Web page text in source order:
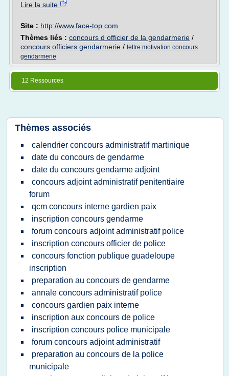
Lire la suite
Site : http://www.face-top.com
Thèmes liés : concours d officier de la gendarmerie /
concours officiers gendarmerie / lettre motivation concours
gendarmerie
12 Ressources
Thèmes associés
calendrier concours administratif martinique
date du concours de gendarme
date du concours gendarme adjoint
concours adjoint administratif penitentiaire
forum
qcm concours interne gardien paix
inscription concours gendarme
forum concours adjoint administratif police
inscription concours officier de police
concours fonction publique guadeloupe
inscription
preparation au concours de gendarme
annale concours administratif police
concours gardien paix interne
inscription aux concours de police
inscription concours police municipale
forum concours adjoint administratif
preparation au concours de la police
municipale